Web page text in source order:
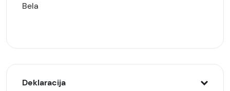
Bela
Deklaracija